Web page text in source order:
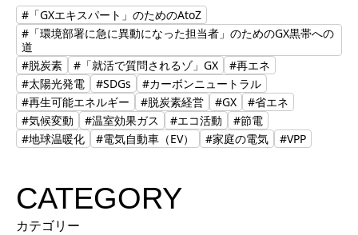
#「GXエキスパート」のためのAtoZ
#「環境部署に急に異動になった担当者」のためのGX黒帯への
道
#脱炭素
#「就活で質問されるゾ」GX
#再エネ
#太陽光発電
#SDGs
#カーボンニュートラル
#再生可能エネルギー
#脱炭素経営 #GX
#省エネ
#気候変動
#温室効果ガス #エコ活動
#節電
#地球温暖化
#電気自動車（EV） #家庭の電気 #VPP
CATEGORY
カテゴリー